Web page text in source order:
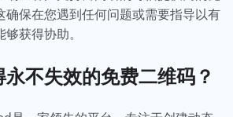
确保在您遇到任何问题或需要指导以有
获得协助。
不失效的免费二维码？